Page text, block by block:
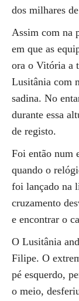
dos milhares
Assim com na
em que as
ora o Vitória a
Lusitânia com
sadina. No
durante essa
de registo.
Foi então num
quando o
foi lançado na
cruzamento
e encontrar o
O Lusitânia
Filipe. O
pé esquerdo,
o meio,